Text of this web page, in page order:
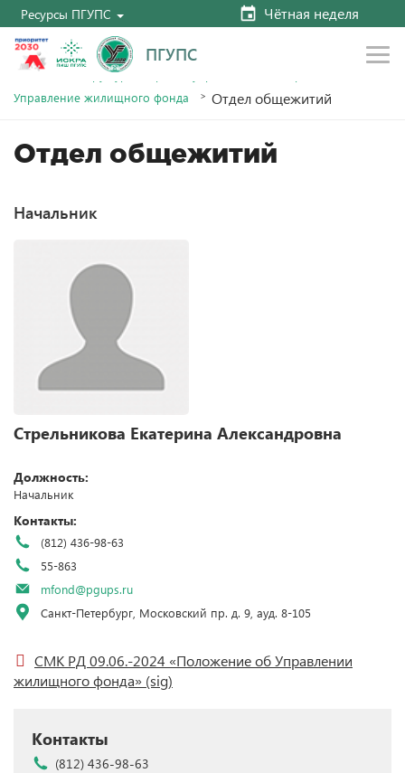
Ресурсы ПГУПС Чётная неделя
ПГУПС
Главная Структура и органы управления
Управление жилищного фонда
Отдел общежитий
Отдел общежитий
Начальник
Стрельникова Екатерина Александровна
Должность:
Начальник
Контакты:
(812) 436-98-63
55-863
mfond@pgups.ru
Санкт-Петербург, Московский пр. д. 9, ауд. 8-105
СМК РД 09.06.-2024 «Положение об Управлении
жилищного фонда» (sig)
Контакты
(812) 436-98-63